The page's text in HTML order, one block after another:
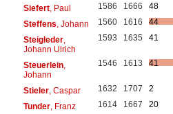
Siefert, Paul 1586 1666
48
Steffens , Johann 1560 1616
44
Steigleder,
Johann Ulrich
1593 1635 41
Steuerlein,
Johann
1546 1613 41
Stieler, Caspar 1632 1707
2
Tunder, Franz 1614 1667
20